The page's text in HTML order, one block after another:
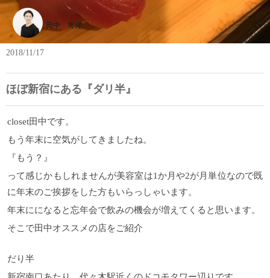
田中 将洋
2018/11/17
ほぼ新宿にある『ダリ半』
closet田中です。
もう年末に空気がしてきましたね。
『もう？』
って感じかもしれませんが美容室は1か月や2が月単位なので既
に年末のご挨拶をした方もいらっしゃいます。
年末にになると忘年会で飲みの機会が増えてくると思います。
そこで田中オススメの店をご紹介
だり半